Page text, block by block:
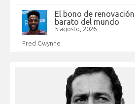
El bono de
barato del mundo
5 agosto, 2026
Fred Gwynne